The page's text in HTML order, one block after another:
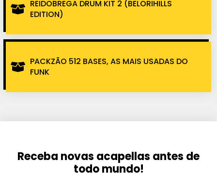
REIDOBREGA DRUM KIT 2 (BELORIHILLS
EDITION)
PACKZÃO 512 BASES, AS MAIS USADAS DO
FUNK
Receba novas acapellas antes de
todo mundo!